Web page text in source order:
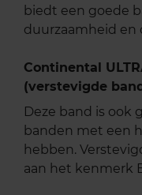
biedt een goede
duurzaamheid en
Continental
(verstevigde
Deze band is ook
banden met een
hebben.
aan het kenmerk